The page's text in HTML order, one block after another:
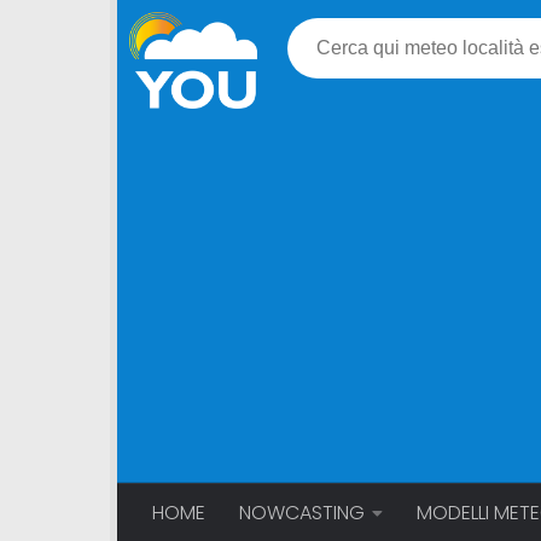
HOME NOWCASTING MODELLI